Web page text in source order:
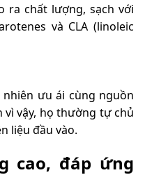
ra chất lượng, sạch với
và CLA (linoleic
ưu ái cùng nguồn
vì vậy, họ thường tự chủ
liệu đầu vào.
cao, đáp ứng